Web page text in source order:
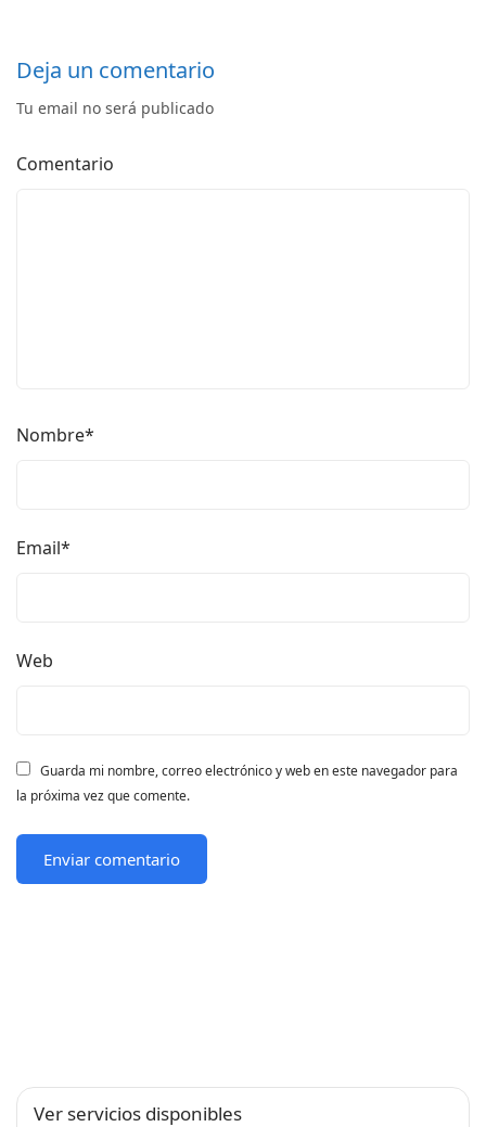
Deja un comentario
Tu email no será publicado
Comentario
Nombre*
Email*
Web
Guarda mi nombre, correo electrónico y web en este navegador para
la próxima vez que comente.
Ver servicios disponibles